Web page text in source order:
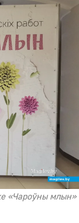
«Чароўны млын»